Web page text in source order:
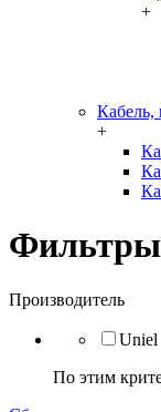
+
Кабель,
+
Фильтры
Производитель
Uniel
По этим